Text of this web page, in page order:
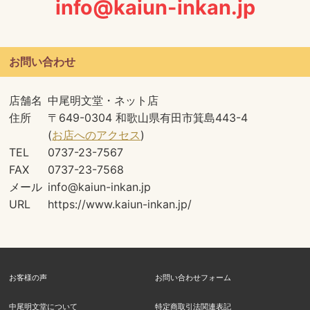
info@kaiun-inkan.jp
お問い合わせ
店舗名 中尾明文堂・ネット店
住所
〒649-0304 和歌山県有田市箕島443-4
(お店へのアクセス)
TEL
0737-23-7567
FAX
0737-23-7568
メール info@kaiun-inkan.jp
URL
https://www.kaiun-inkan.jp/
お客様の声 お問い合わせフォーム
中尾明文堂について 特定商取引法関連表記